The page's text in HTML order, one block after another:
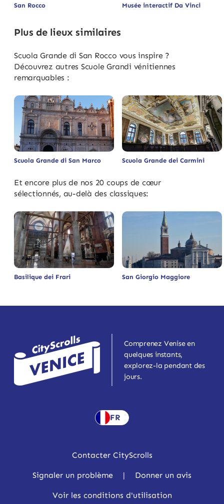
San Rocco Musée interactif Da Vinci
Plus de lieux similaires
Scuola Grande di San Rocco vous inspire ?
Découvrez autres Scuole Grandi vénitiennes
remarquables :
Scuola Grande di San Marco Scuola Grande dei Carmini
Et encore plus de nos 20 coups de cœur
sélectionnés, au-delà des classiques:
Basilique dei Frari San Giorgio Maggiore
Comprenez Venise en
quelques instants,
explorez-la pendant des
jours.
FR
Contacter CityScrolls
Signaler un problème | Donner un avis
Voir les conditions d'utilisation